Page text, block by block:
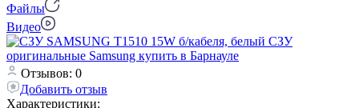
Файлы
Видео
Отзывов: 0
Добавить отзыв
Характеристики: